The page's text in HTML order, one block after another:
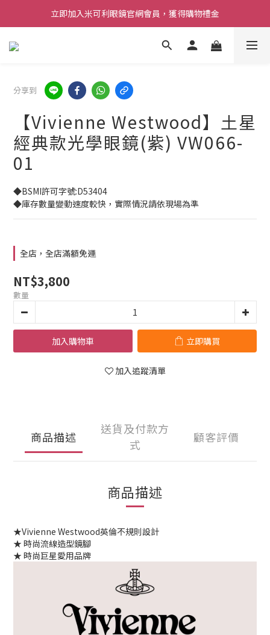
立即加入米可利眼鏡官網會員，獲得購物禮金
分享到
【Vivienne Westwood】土星
經典款光學眼鏡(紫) VW066-
01
◆BSMI許可字號:D53404
◆庫存數量變動速度較快，實際情況請依現場為準
全店，全店滿額免運
NT$3,800
數量
加入購物車 立即購買
加入追蹤清單
商品描述
送貨及付款方
式
顧客評價
商品描述
★Vivienne Westwood英倫不規則設計
★ 時尚流線造型鏡腳
★ 時尚巨星愛用品牌